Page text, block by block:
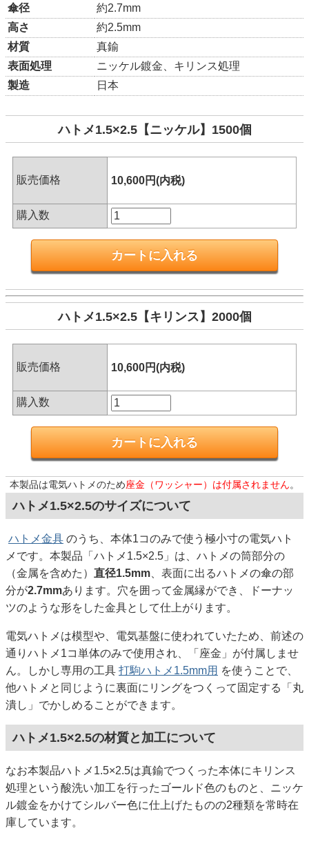
傘径
約2.7mm
高さ
約2.5mm
材質
真鍮
表面処理
ニッケル鍍金、キリンス処理
製造
日本
ハトメ1.5×2.5【ニッケル】1500個
販売価格 10,600円(内税)
購入数
ハトメ1.5×2.5【キリンス】2000個
販売価格 10,600円(内税)
購入数
本製品は電気ハトメのため座金（ワッシャー）は付属されません。
ハトメ1.5×2.5のサイズについて
ハトメ金具 のうち、本体1コのみで使う極小寸の電気ハト
メです。本製品「ハトメ1.5×2.5」は、ハトメの筒部分の
（金属を含めた） 直径1.5mm 、表面に出るハトメの傘の部
分が2.7mmあります。穴を囲って金属縁ができ、ドーナッ
ツのような形をした金具として仕上がります。
電気ハトメは模型や、電気基盤に使われていたため、前述の
通りハトメ1コ単体のみで使用され、「座金」が付属しませ
ん。しかし専用の工具 打駒ハトメ1.5mm用 を使うことで、
他ハトメと同じように裏面にリングをつくって固定する「丸
潰し」でかしめることができます。
ハトメ1.5×2.5の材質と加工について
なお本製品ハトメ1.5×2.5は真鍮でつくった本体にキリンス
処理という酸洗い加工を行ったゴールド色のものと、ニッケ
ル鍍金をかけてシルバー色に仕上げたものの2種類を常時在
庫しています。